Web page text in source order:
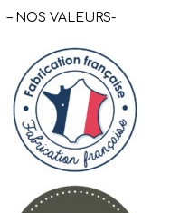
– NOS VALEURS-